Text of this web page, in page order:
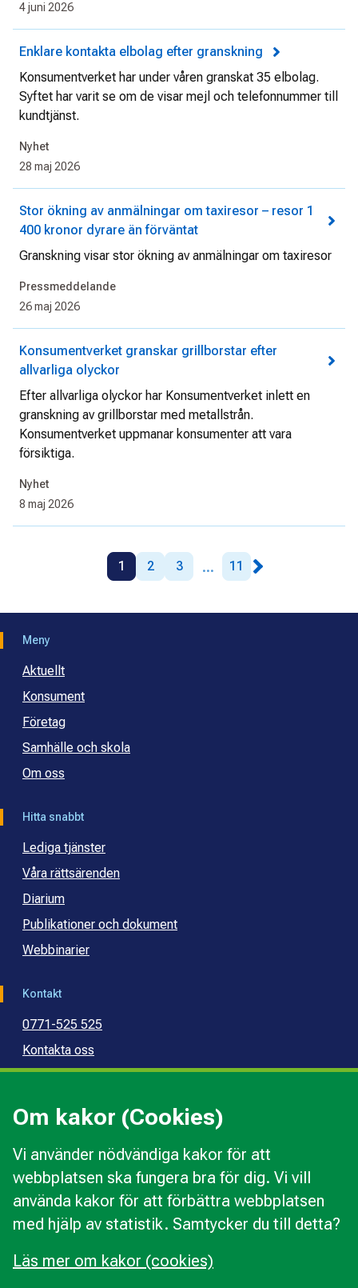
Om kakor (Cookies)
Vi använder nödvändiga kakor för att
webbplatsen ska fungera bra för dig. Vi vill
använda kakor för att förbättra webbplatsen
med hjälp av statistik. Samtycker du till detta?
Läs mer om kakor (cookies)
4 juni 2026
Enklare kontakta elbolag efter granskning
Konsumentverket har under våren granskat 35 elbolag.
Syftet har varit se om de visar mejl och telefonnummer till
kundtjänst.
Nyhet
28 maj 2026
Stor ökning av anmälningar om taxiresor – resor 1
400 kronor dyrare än förväntat
Granskning visar stor ökning av anmälningar om taxiresor
Pressmeddelande
26 maj 2026
Konsumentverket granskar grillborstar efter
allvarliga olyckor
Efter allvarliga olyckor har Konsumentverket inlett en
granskning av grillborstar med metallstrån.
Konsumentverket uppmanar konsumenter att vara
försiktiga.
Nyhet
8 maj 2026
1 2 3 ... 11
Meny
Aktuellt
Konsument
Företag
Samhälle och skola
Om oss
Hitta snabbt
Lediga tjänster
Våra rättsärenden
Diarium
Publikationer och dokument
Webbinarier
Kontakt
0771-525 525
Kontakta oss
Press
Kommunal budget- och skuldrådgivning
Om webbplatsen
Behandling av personuppgifter